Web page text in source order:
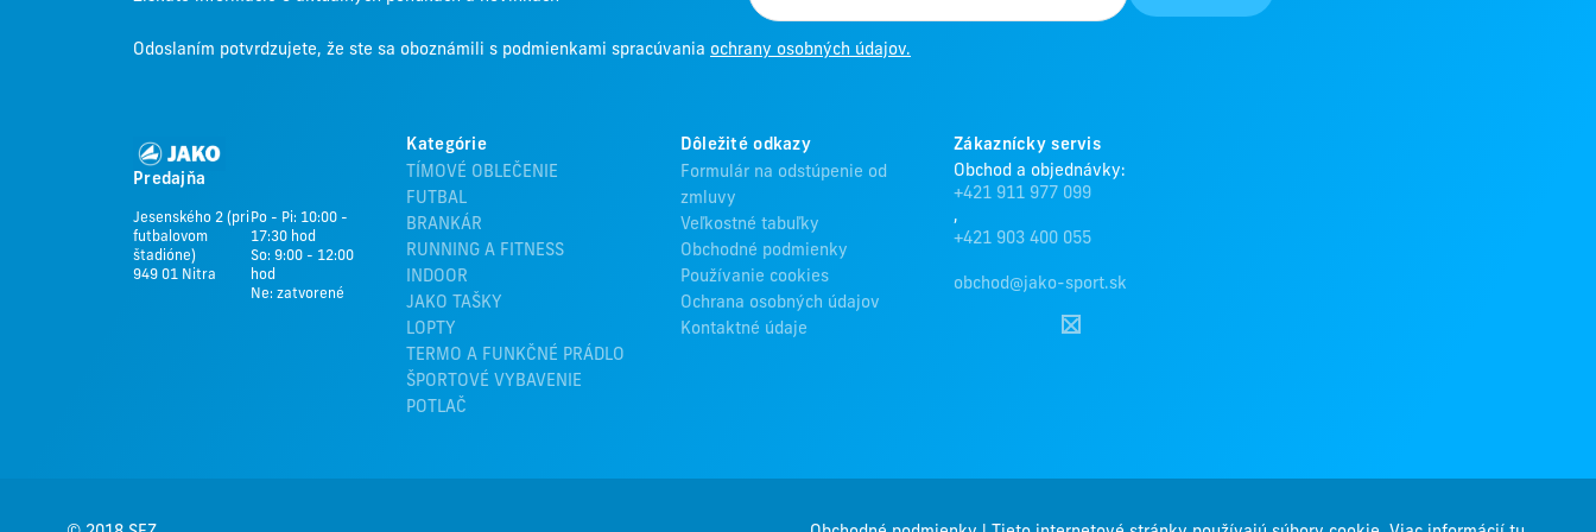
Odoslaním potvrdzujete, že ste sa oboznámili s podmienkami spracúvania ochrany osobných údajov.
Predajňa
Jesenského 2 (pri
futbalovom
štadióne)
949 01 Nitra
Po - Pi: 10:00 -
17:30 hod
So: 9:00 - 12:00
hod
Ne: zatvorené
Kategórie
TÍMOVÉ OBLEČENIE
FUTBAL
BRANKÁR
RUNNING A FITNESS
INDOOR
JAKO TAŠKY
LOPTY
TERMO A FUNKČNÉ PRÁDLO
ŠPORTOVÉ VYBAVENIE
POTLAČ
Dôležité odkazy
Formulár na odstúpenie od
zmluvy
Veľkostné tabuľky
Obchodné podmienky
Používanie cookies
Ochrana osobných údajov
Kontaktné údaje
Zákaznícky servis
Obchod a objednávky:
+421 911 977 099
,
+421 903 400 055
obchod@jako-sport.sk